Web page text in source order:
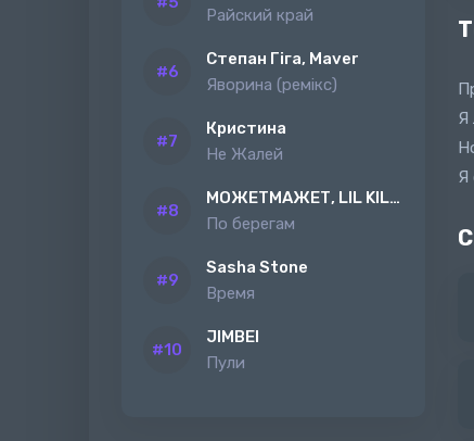
Райский край
Степан Гіга, Maver
Яворина (ремiкс)
Кристина
Не Жалей
МОЖЕТМАЖЕТ, LIL KILAH
По берегам
Sasha Stone
Время
JIMBEI
Пули
Я
Я